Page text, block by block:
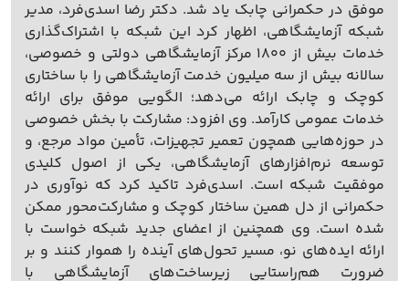
موفق در حکمرانی چابک یاد شد. دکتر رضا اسدی‌فرد، مدیر
شبکه آزمایشگاهی، اظهار کرد این شبکه با اشتراک‌گذاری
خدمات بیش از ۱۸۰۰ مرکز آزمایشگاهی دولتی و خصوصی،
سالانه بیش از سه میلیون خدمت آزمایشگاهی را با ساختاری
کوچک و چابک ارائه می‌دهد؛ الگویی موفق برای ارائه
خدمات عمومی کارآمد. وی افزود: مشارکت با بخش خصوصی
در حوزه‌هایی همچون تعمیر تجهیزات، تأمین مواد مرجع، و
توسعه نرم‌افزارهای آزمایشگاهی، یکی از اصول کلیدی
موفقیت شبکه است. اسدی‌فرد تاکید کرد که نوآوری در
حکمرانی از دل همین ساختار کوچک و مشارکت‌محور ممکن
شده است. وی همچنین از اعضای جدید شبکه خواست با
ارائه ایده‌های نو، مسیر تحول‌های آینده را هموار کنند و بر
ضرورت هم‌راستایی زیرساخت‌های آزمایشگاهی با